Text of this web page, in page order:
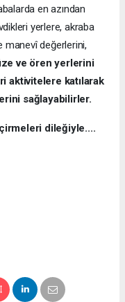
en azından
yerlere, akraba
manevî değerlerini,
ve ören yerlerini
aktivitelere katılarak
sağlayabilirler.
dileğiyle....